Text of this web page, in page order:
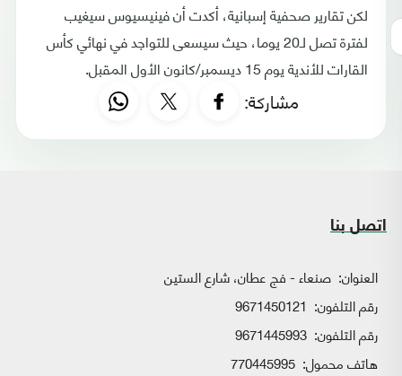
لكن تقارير صحفية إسبانية، أكدت أن فينيسيوس سيغيب
لفترة تصل لـ20 يوما، حيث سيسعى للتواجد في نهائي كأس
القارات للأندية يوم 15 ديسمبر/كانون الأول المقبل.
مشاركة:
اتصل بنا
العنوان: صنعاء - فج عطان، شارع الستين
رقم التلفون: 9671450121
رقم التلفون: 9671445993
هاتف محمول: 770445995